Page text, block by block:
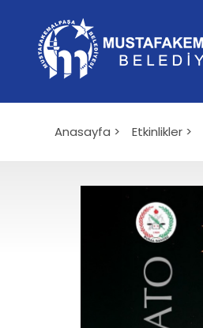
Anasayfa > Etkinlikler >